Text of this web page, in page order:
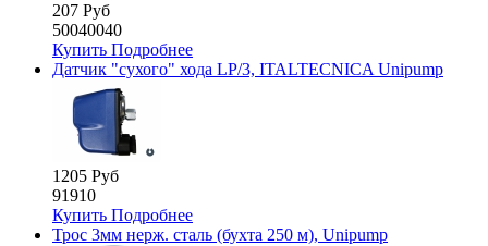
207 Руб
50040040
Купить Подробнее
Датчик "сухого" хода LP/3, ITALTECNICA Unipump
1205 Руб
91910
Купить Подробнее
Трос 3мм нерж. сталь (бухта 250 м), Unipump